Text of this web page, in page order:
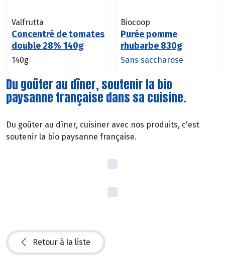
Valfrutta
Concentré de tomates
double 28% 140g
140g
Biocoop
Purée pomme
rhubarbe 830g
Sans saccharose
Du goûter au dîner, soutenir la bio
paysanne française dans sa cuisine.
Du goûter au dîner, cuisiner avec nos produits, c'est
soutenir la bio paysanne française.
Retour à la liste